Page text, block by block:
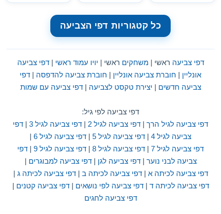
כל קטגוריות דפי הצביעה
דפי צביעה ראשי |משחקים ראשי | יויו עמוד ראשי |דפי צביעה
אונליין | חוברת צביעה אונליין | חוברת צביעה להדפסה | דפי
צביעה חדשים | יצירת טקסט לצביעה |דפי צביעה עם שמות
דפי צביעה לפי גיל:
דפי צביעה לגיל הרך| דפי צביעה לגיל 2 | דפי צביעה לגיל 3 | דפי
צביעה לגיל 4
| דפי צביעה לגיל 5 | דפי צביעה לגיל 6
|
דפי צביעה לגיל 7
| דפי צביעה לגיל 8 | דפי צביעה לגיל 9 | דפי
צביעה לבני נוער |דפי צביעה לגן |דפי צביעה למבוגרים |
דפי צביעה לכיתה א |דפי צביעה לכיתה ב |דפי צביעה לכיתה ג |
דפי צביעה לכיתה ד |דפי צביעה לפי נושאים |דפי צביעה קטנים |
דפי צביעה לחגים